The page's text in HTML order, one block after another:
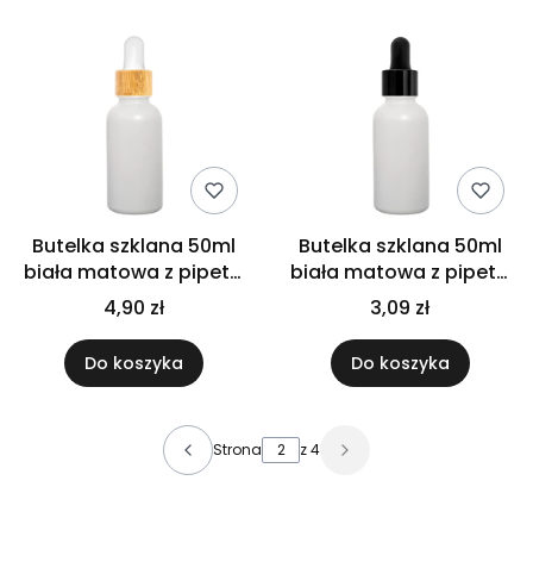
Butelka szklana 50ml
biała matowa z pipetą
bambusową
4,90 zł
Do koszyka
Butelka szklana 50ml
biała matowa z pipetą
czarną
3,09 zł
Do koszyka
Strona z 4